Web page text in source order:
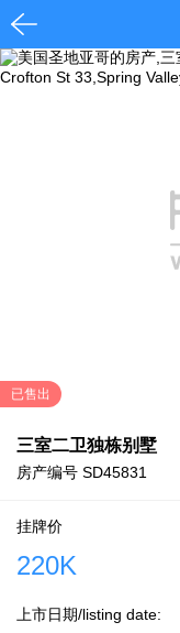
已售出
三室二卫独栋别墅
房产编号 SD45831
挂牌价
220K
上市日期/listing date: